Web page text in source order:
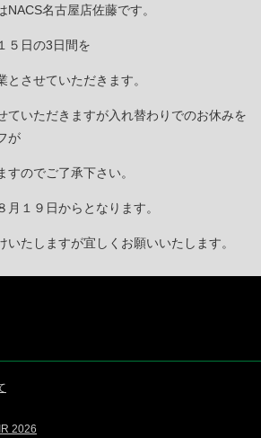
NACS名古屋店佐藤です。
５日の3日間を
とさせていただきます。
ていただきますが入れ替わりでのお休みを
が
すのでご了承下さい。
月１９日からとなります。
いたしますが宜しくお願いいたします。
2026